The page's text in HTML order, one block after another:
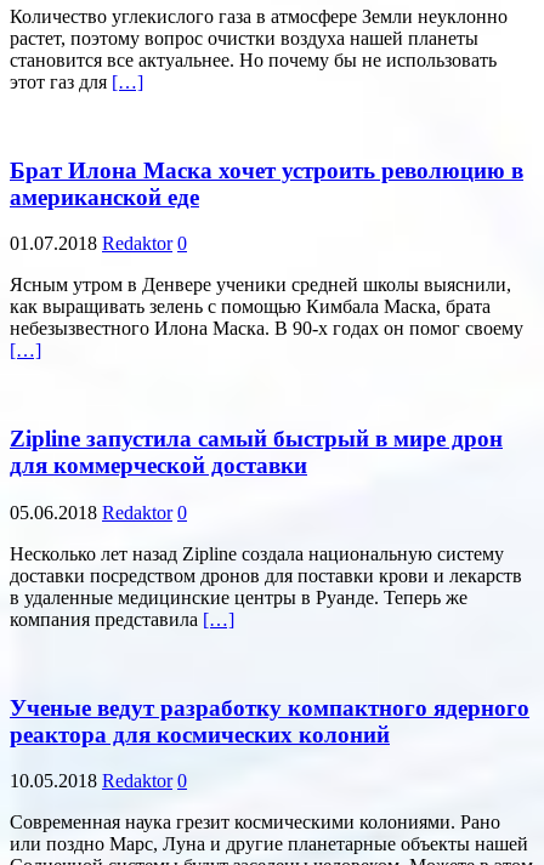
Количество углекислого газа в атмосфере Земли неуклонно
растет, поэтому вопрос очистки воздуха нашей планеты
становится все актуальнее. Но почему бы не использовать
этот газ для […]
Брат Илона Маска хочет устроить революцию в
американской еде
01.07.2018 Redaktor 0
Ясным утром в Денвере ученики средней школы выяснили,
как выращивать зелень с помощью Кимбала Маска, брата
небезызвестного Илона Маска. В 90-х годах он помог своему
[…]
Zipline запустила самый быстрый в мире дрон
для коммерческой доставки
05.06.2018 Redaktor 0
Несколько лет назад Zipline создала национальную систему
доставки посредством дронов для поставки крови и лекарств
в удаленные медицинские центры в Руанде. Теперь же
компания представила […]
Ученые ведут разработку компактного ядерного
реактора для космических колоний
10.05.2018 Redaktor 0
Современная наука грезит космическими колониями. Рано
или поздно Марс, Луна и другие планетарные объекты нашей